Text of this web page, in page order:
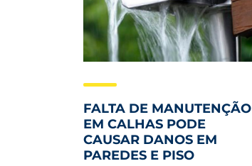
FALTA DE MANUTENÇÃO
EM CALHAS PODE
CAUSAR DANOS EM
PAREDES E PISO